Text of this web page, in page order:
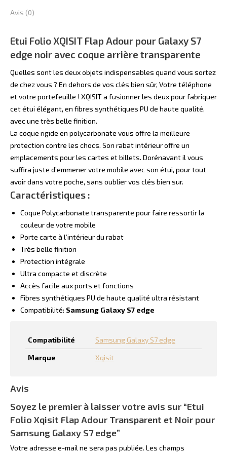
Samsung
edge
Avis (0)
Etui Folio XQISIT Flap Adour pour Galaxy S7
edge noir avec coque arrière transparente
Quelles sont les deux objets indispensables quand vous sortez
de chez vous ? En dehors de vos clés bien sûr, Votre téléphone
et votre portefeuille ! XQISIT a fusionner les deux pour fabriquer
cet étui élégant, en fibres synthétiques PU de haute qualité,
avec une très belle finition.
La coque rigide en polycarbonate vous offre la meilleure
protection contre les chocs. Son rabat intérieur offre un
emplacements pour les cartes et billets. Dorénavant il vous
suffira juste d’emmener votre mobile avec son étui, pour tout
avoir dans votre poche, sans oublier vos clés bien sur.
Caractéristiques :
Coque Polycarbonate transparente pour faire ressortir la
couleur de votre mobile
Porte carte à l’intérieur du rabat
Très belle finition
Protection intégrale
Ultra compacte et discrète
Accès facile aux ports et fonctions
Fibres synthétiques PU de haute qualité ultra résistant
Compatibilité: Samsung Galaxy S7 edge
Compatibilité Samsung Galaxy S7 edge
Marque Xqisit
Avis
Soyez le premier à laisser votre avis sur “Etui
Folio Xqisit Flap Adour Transparent et Noir pour
Samsung Galaxy S7 edge”
Votre adresse e-mail ne sera pas publiée. Les champs